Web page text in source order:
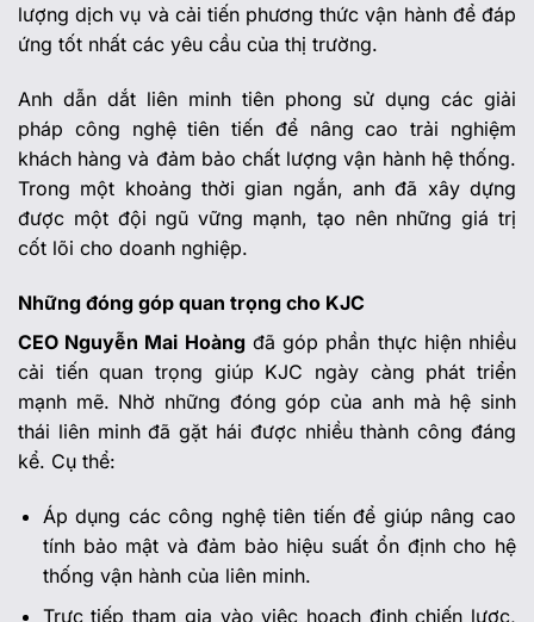
lượng dịch vụ và cải tiến phương thức vận hành để đáp
ứng tốt nhất các yêu cầu của thị trường.
Anh dẫn dắt liên minh tiên phong sử dụng các giải
pháp công nghệ tiên tiến để nâng cao trải nghiệm
khách hàng và đảm bảo chất lượng vận hành hệ thống.
Trong một khoảng thời gian ngắn, anh đã xây dựng
được một đội ngũ vững mạnh, tạo nên những giá trị
cốt lõi cho doanh nghiệp.
Những đóng góp quan trọng cho KJC
CEO Nguyễn Mai Hoàngđã góp phần thực hiện nhiều
cải tiến quan trọng giúp KJC ngày càng phát triển
mạnh mẽ. Nhờ những đóng góp của anh mà hệ sinh
thái liên minh đã gặt hái được nhiều thành công đáng
kể. Cụ thể:
Áp dụng các công nghệ tiên tiến để giúp nâng cao
tính bảo mật và đảm bảo hiệu suất ổn định cho hệ
thống vận hành của liên minh.
Trực tiếp tham gia vào việc hoạch định chiến lược,